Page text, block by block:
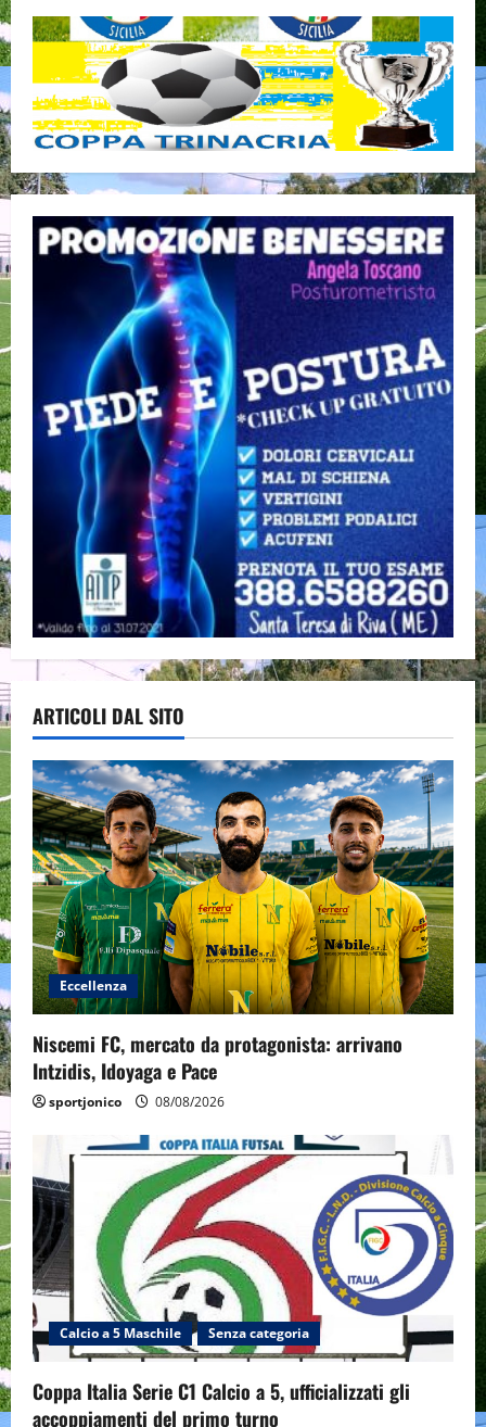
ARTICOLI DAL SITO
Eccellenza
Niscemi FC, mercato da protagonista: arrivano
Intzidis, Idoyaga e Pace
sportjonico 08/08/2026
Calcio a 5 Maschile Senza categoria
Coppa Italia Serie C1 Calcio a 5, ufficializzati gli
accoppiamenti del primo turno